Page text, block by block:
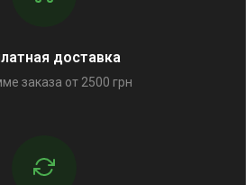
доставка
заказа от 2500 грн